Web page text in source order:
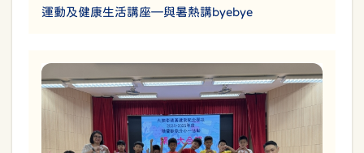
運動及健康生活講座—與暑熱講byebye